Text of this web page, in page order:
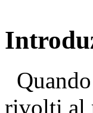
rivolti al